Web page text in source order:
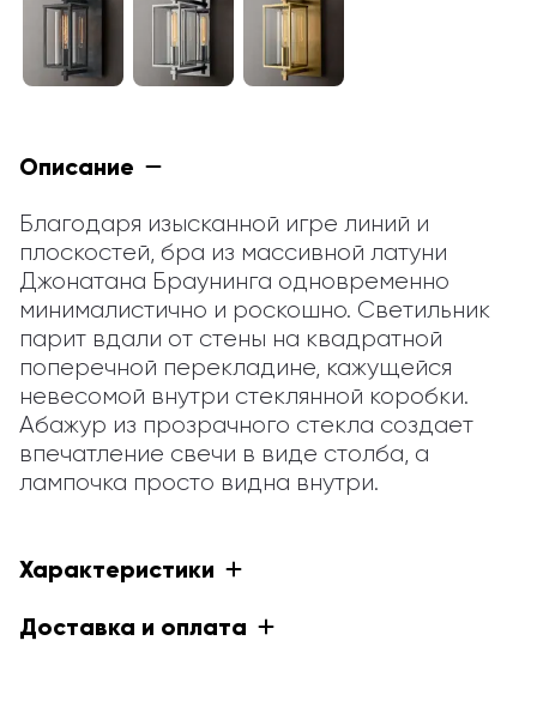
Описание
Благодаря изысканной игре линий и
плоскостей, бра из массивной латуни
Джонатана Браунинга одновременно
минималистично и роскошно. Светильник
парит вдали от стены на квадратной
поперечной перекладине, кажущейся
невесомой внутри стеклянной коробки.
Абажур из прозрачного стекла создает
впечатление свечи в виде столба, а
лампочка просто видна внутри.
Характеристики
Доставка и оплата